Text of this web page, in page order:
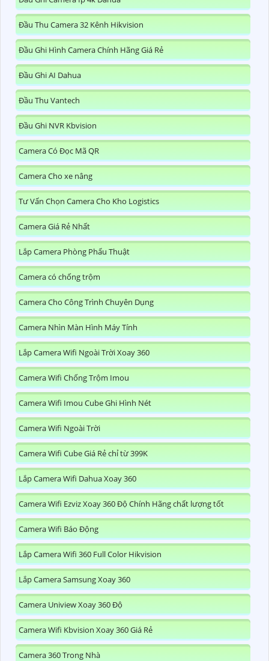
Đầu Thu Camera 32 Kênh Hikvision
Đầu Ghi Hình Camera Chính Hãng Giá Rẻ
Đầu Ghi AI Dahua
Đầu Thu Vantech
Đầu Ghi NVR Kbvision
Camera Có Đọc Mã QR
Camera Cho xe nâng
Tư Vấn Chọn Camera Cho Kho Logistics
Camera Giá Rẻ Nhất
Lắp Camera Phòng Phẩu Thuật
Camera có chống trộm
Camera Cho Công Trình Chuyên Dụng
Camera Nhìn Màn Hình Máy Tính
Lắp Camera Wifi Ngoài Trời Xoay 360
Camera Wifi Chống Trộm Imou
Camera Wifi Imou Cube Ghi Hình Nét
Camera Wifi Ngoài Trời
Camera Wifi Cube Giá Rẻ chỉ từ 399K
Lắp Camera Wifi Dahua Xoay 360
Camera Wifi Ezviz Xoay 360 Độ Chính Hãng chất lượng tốt
Camera Wifi Báo Động
Lắp Camera Wifi 360 Full Color Hikvision
Lắp Camera Samsung Xoay 360
Camera Uniview Xoay 360 Độ
Camera Wifi Kbvision Xoay 360 Giá Rẻ
Camera 360 Trong Nhà